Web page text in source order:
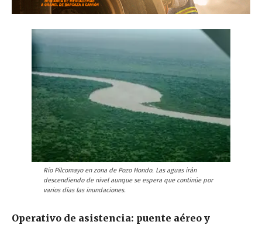
Río Pilcomayo en zona de Pozo Hondo. Las aguas irán
descendiendo de nivel aunque se espera que continúe por
varios días las inundaciones.
Operativo de asistencia: puente aéreo y